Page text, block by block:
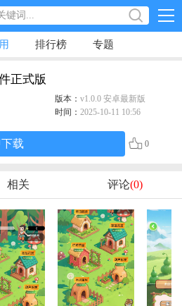
排行榜 专题
正式版
版本： v1.0.0 安卓最新版
时间： 2025-10-11 10:56
载 0
相关 评论(0)